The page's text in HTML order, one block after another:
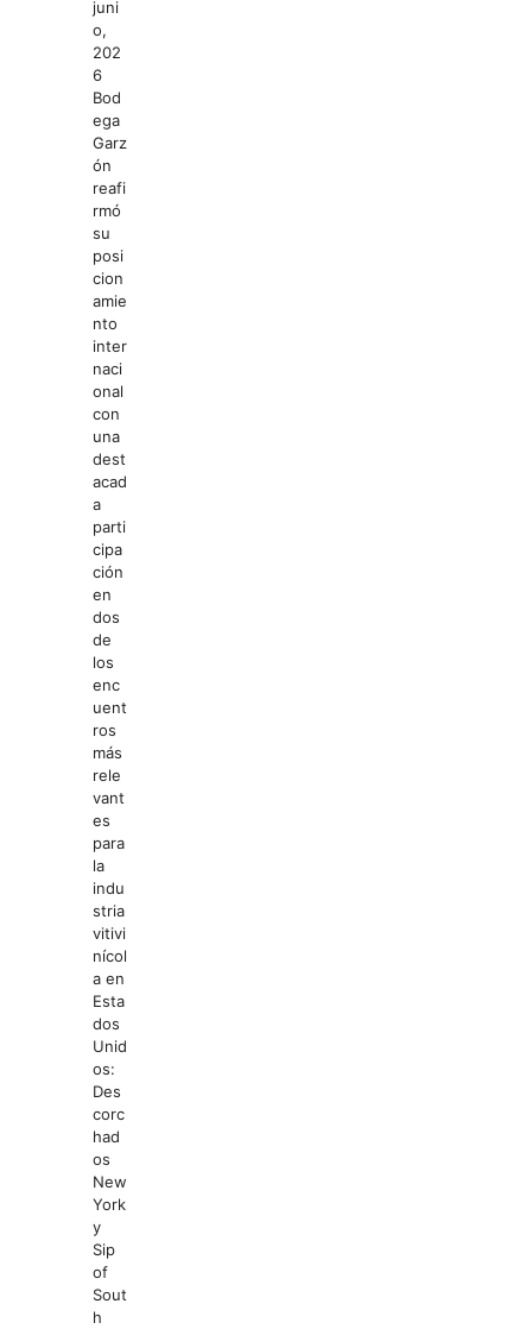
juni
o,
202
6
Bod
ega
Garz
ón
reafi
rmó
su
posi
cion
amie
nto
inter
naci
onal
con
una
dest
acad
a
parti
cipa
ción
en
dos
de
los
enc
uent
ros
más
rele
vant
es
para
la
indu
stria
vitivi
nícol
a en
Esta
dos
Unid
os:
Des
corc
had
os
New
York
y
Sip
of
Sout
h